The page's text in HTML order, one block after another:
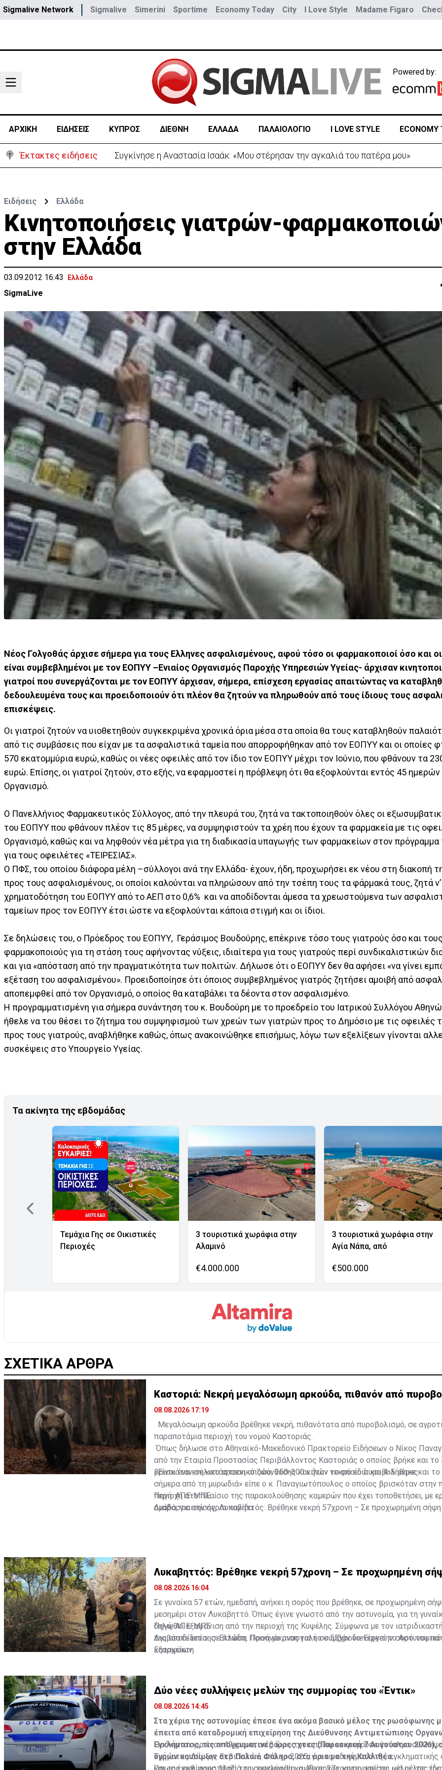
Sigmalive Network Sigmalive Simerini Sportime Economy Today City I Love Style Madame Figaro
Powered by:
ΑΡΧΙΚΗ ΕΙΔΗΣΕΙΣ ΚΥΠΡΟΣ ΔΙΕΘΝΗ ΕΛΛΑΔΑ ΠΑΛΑΙΟΛΟΓΙΟ I LOVE STYLE ECONOMY
Έκτακτες ειδήσεις Μεγάλο πακέτο όπλων από Τουρκία προς Ουκρανία -Κίνηση με μήνυμα προς Μόσχα;
Ειδήσεις Ελλάδα
Κινητοποιήσεις γιατρών-
στην Ελλάδα
03.09.2012 16:43 Ελλάδα
SigmaLive
Νέος Γολγοθάς άρχισε σήμερα για τους Ελληνες ασφαλισμένους, αφού τόσο οι φαρμακοποιοί όσο και οι
είναι συμβεβλημένοι με τον ΕΟΠΥΥ –Ενιαίος Οργανισμός Παροχής Υπηρεσιών Υγείας- άρχισαν
γιατροί που συνεργάζονται με τον ΕΟΠΥΥ άρχισαν, σήμερα, επίσχεση εργασίας απαιτώντας να
δεδουλευμένα τους και προειδοποιούν ότι πλέον θα ζητούν να πληρωθούν από τους ίδιους τους
επισκέψεις.
Οι γιατροί ζητούν να υιοθετηθούν συγκεκριμένα χρονικά όρια μέσα στα οποία θα τους καταβληθούν
από τις συμβάσεις που είχαν με τα ασφαλιστικά ταμεία που απορροφήθηκαν από τον ΕΟΠΥΥ και οι οποίες
570 εκατομμύρια ευρώ, καθώς οι νέες οφειλές από τον ίδιο τον ΕΟΠΥΥ μέχρι τον Ιούνιο, που φθάνουν τα
ευρώ. Επίσης, οι γιατροί ζητούν, στο εξής, να εφαρμοστεί η πρόβλεψη ότι θα εξοφλούνται εντός 45
Οργανισμό.
Ο Πανελλήνιος Φαρμακευτικός Σύλλογος, από την πλευρά του, ζητά να τακτοποιηθούν όλες οι
του ΕΟΠΥΥ που φθάνουν πλέον τις 85 μέρες, να συμψηφιστούν τα χρέη που έχουν τα φαρμακεία με τις
Οργανισμό, καθώς και να ληφθούν νέα μέτρα για τη διαδικασία υπαγωγής των φαρμακείων στον πρόγραμμα
για τους οφειλέτες «ΤΕΙΡΕΣΙΑΣ».
Ο ΠΦΣ, του οποίου διάφορα μέλη –σύλλογοι ανά την Ελλάδα- έχουν, ήδη, προχωρήσει εκ νέου στη διακοπή
προς τους ασφαλισμένους, οι οποίοι καλούνται να πληρώσουν από την τσέπη τους τα φάρμακά τους, ζητά ν’
χρηματοδότηση του ΕΟΠΥΥ από το ΑΕΠ στο 0,6% και να αποδίδονται άμεσα τα χρεωστούμενα των
ταμείων προς τον ΕΟΠΥΥ έτσι ώστε να εξοφλούνται κάποια στιγμή και οι ίδιοι.
Σε δηλώσεις του, ο Πρόεδρος του ΕΟΠΥΥ, Γεράσιμος Βουδούρης, επέκρινε τόσο τους γιατρούς όσο και τους
φαρμακοποιούς για τη στάση τους αφήνοντας νύξεις, ιδιαίτερα για τους γιατρούς περί συνδικαλιστικών
και για «απόσταση από την πραγματικότητα των πολιτών. Δήλωσε ότι ο ΕΟΠΥΥ δεν θα αφήσει «να γίνει
εξέταση του ασφαλισμένου». Προειδοποίησε ότι όποιος συμβεβλημένος γιατρός ζητήσει αμοιβή από
αποπεμφθεί από τον Οργανισμό, ο οποίος θα καταβάλει τα δέοντα στον ασφαλισμένο.
Η προγραμματισμένη για σήμερα συνάντηση του κ. Βουδούρη με το προεδρείο του Ιατρικού Συλλόγου
ήθελε να του θέσει το ζήτημα του συμψηφισμού των χρεών των γιατρών προς το Δημόσιο με τις οφειλές
προς τους γιατρούς, αναβλήθηκε καθώς, όπως ανακοινώθηκε επισήμως, λόγω των εξελίξεων γίνονται
συσκέψεις στο Υπουργείο Υγείας.
Τα ακίνητα της εβδομάδας
Τεμάχια Γης σε Οικιστικές
Περιοχές
3 τουριστικά χωράφια στην
Αλαμινό
€4.000.000
3 τουριστικά χωράφια στην
Αγία Νάπα, από
€500.000
ΣΧΕΤΙΚΑ ΑΡΘΡΑ
Καστοριά: Νεκρή μεγαλόσωμη αρκούδα, πιθανόν από
08.08.2026 17:19
Μεγαλόσωμη αρκούδα βρέθηκε νεκρή, πιθανότατα από πυροβολισμό, σε
παραποτάμια περιοχή του νομού Καστοριάς.
Όπως δήλωσε στο Αθηναϊκό-Μακεδονικό Πρακτορείο Ειδήσεων ο Νίκος
από την Εταιρία Προστασίας Περιβάλλοντος Καστοριάς ο οποίος βρήκε και το
βρισκόταν σε κατάσταση αποσύνθεσης και ήταν νεκρό εδώ και 4-5 μέρες.
«Είναι ένα ενήλικο αρσενικό ζώο, 250-300 κιλών το οποίο πυροβολήθηκε και
σήμερα από τη μυρωδιά» είπε ο κ. Παναγιωτόπουλος ο οποίος βρισκόταν στην
περιοχή στο πλαίσιο της παρακολούθησης καμερών που έχει τοποθετήσει, με
ομάδα, για την άγρια πανίδα.
Πηγή: ΑΠΕ-ΜΠΕ
Διαβάστε επίσης:Λυκαβηττός: Βρέθηκε νεκρή 57χρονη – Σε προχωρημένη
Λυκαβηττός: Βρέθηκε νεκρή 57χρονη – Σε προχωρημένη
08.08.2026 16:04
Σε γυναίκα 57 ετών, ημεδαπή, ανήκει η σορός που βρέθηκε, σε προχωρημένη
μεσημέρι στον Λυκαβηττό. Όπως έγινε γνωστό από την αστυνομία, για τη
δηλωθεί εξαφάνιση από την περιοχή της Κυψέλης. Σύμφωνα με τον
της αποδίδεται σε πτώση. Προανάκριση για το συμβάν διενεργεί το
Εξαρχείων.
Πηγή: ΑΠΕ-ΜΠΕ
Διαβάστε επίσης:Ελλάδα: Ποινή με αναστολή σε 55χρονο-Είχε την σορό του
καταψύκτη
Δύο νέες συλλήψεις μελών της συμμορίας του «Έντικ»
08.08.2026 14:45
Στα χέρια της αστυνομίας έπεσε ένα ακόμα βασικό μέλος της ρωσόφωνης
έπειτα από καταδρομική επιχείρηση της Διεύθυνσης Αντιμετώπισης
Εγκλήματος, τις απογευματινές ώρες χτες (Παρασκευή 7 Αυγούστου 2026),
υγρών καυσίμων στο Παλαιό Φάληρο, στα όρια με την Καλλιθέα.
Πρόκειται για έναν 49χρονο, σε βάρος του οποίου εκκρεμούσε ένταλμα
Τμήματος Δίωξης Εκβιαστών, από το 2025, για τα αδικήματα της
και της εκβίασης. Μαζί του συνελήφθη και ένας 37χρονος, επίσης μέλος της
Όπως έγινε γνωστό από την αστυνομία, ο 49χρονος κατηγορείται ως μέλος της